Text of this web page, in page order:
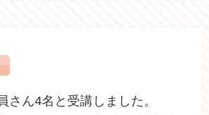
さん4名と受講しました。